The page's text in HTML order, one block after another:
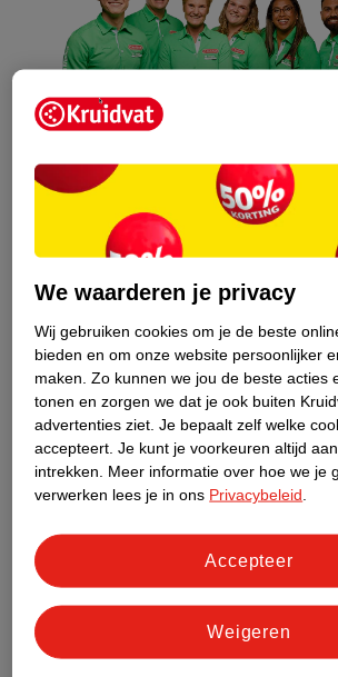
Kruidvat is een erkend specialist in
zelfzorg, ook online. Wat je
gezondheidsvraag ook is, stel hem aan
Stel je gezondheidsvraag
Ook in deze winkel
Kruidvat.nl ophaalpunt
Laat je bestelling snel en gemakkelijk
Kruidvat is een gecertificeerd drogist.
We waarderen je privacy
Wij gebruiken cookies om je de beste
bieden en om onze website persoonlijker
maken. Zo kunnen we jou de beste acties
tonen en zorgen we dat je ook buiten
advertenties ziet. Je bepaalt zelf welke
accepteert. Je kunt je voorkeuren altijd
intrekken.
Meer informatie over hoe we je
verwerken lees je in ons Privacybeleid
Weigeren
Accepteer